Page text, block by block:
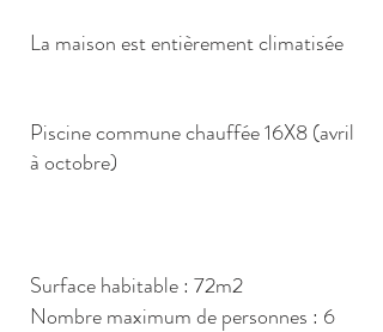
La maison est entièrement climatisée
Piscine commune chauffée 16X8 (avril
à octobre)
Surface habitable : 72m2
Nombre maximum de personnes : 6